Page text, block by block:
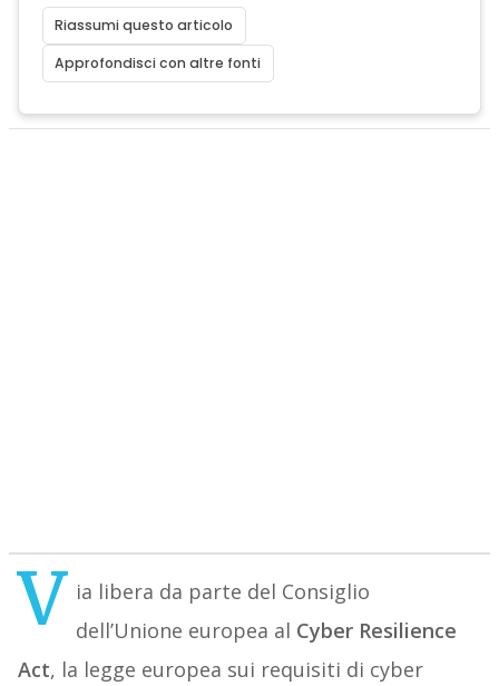
Riassumi questo articolo
Approfondisci con altre fonti
V ia libera da parte del Consiglio
dell’Unione europea al Cyber Resilience
Act, la legge europea sui requisiti di cyber